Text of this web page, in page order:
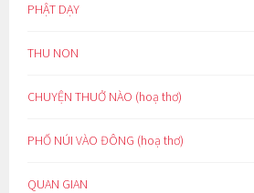
PHẬT DẠY
THU NON
CHUYỆN THUỞ NÀO (hoạ thơ)
PHỐ NÚI VÀO ĐÔNG (hoạ thơ)
QUAN GIAN